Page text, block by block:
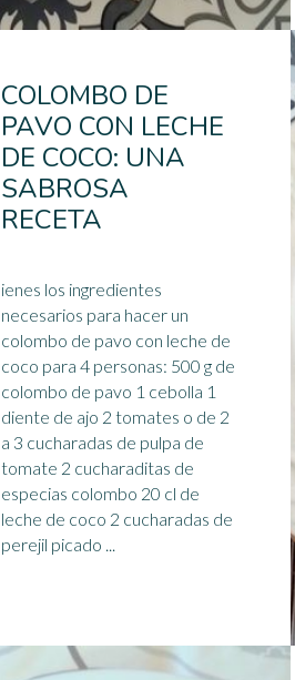
COLOMBO DE
PAVO CON LECHE
DE COCO: UNA
SABROSA
RECETA
ienes los ingredientes
necesarios para hacer un
colombo de pavo con leche de
coco para 4 personas: 500 g de
colombo de pavo 1 cebolla 1
diente de ajo 2 tomates o de 2
a 3 cucharadas de pulpa de
tomate 2 cucharaditas de
especias colombo 20 cl de
leche de coco 2 cucharadas de
perejil picado ...